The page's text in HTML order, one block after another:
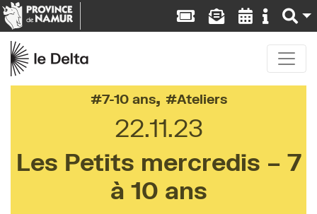
7-10 ans, Ateliers
22.11.23
Les Petits mercredis – 7
à 10 ans